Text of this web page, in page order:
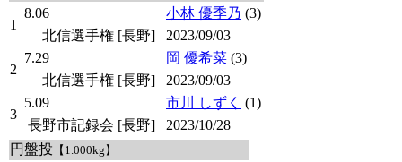
1
8.06 小林 優季乃 (3)
北信選手権 [長野]
2023/09/03
2
7.29 岡 優希菜 (3)
北信選手権 [長野]
2023/09/03
3
5.09 市川 しずく (1)
長野市記録会 [長野]
2023/10/28
円盤投 【1.000kg】